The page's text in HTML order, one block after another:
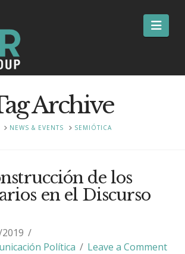
Archive
NEWS & EVENTS SEMIÓTICA
de los
en el Discurso
Política Leave a Comment